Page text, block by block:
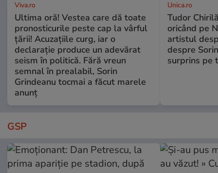
Viva.ro
Ultima oră! Vestea care dă toate
pronosticurile peste cap la vârful
țării! Acuzațiile curg, iar o
declarație produce un adevărat
seism în politică. Fără vreun
semnal în prealabil, Sorin
Grindeanu tocmai a făcut marele
anunț
Unica.ro
Tudor
oricând pe
artistul
despre
surprins pe
GSP